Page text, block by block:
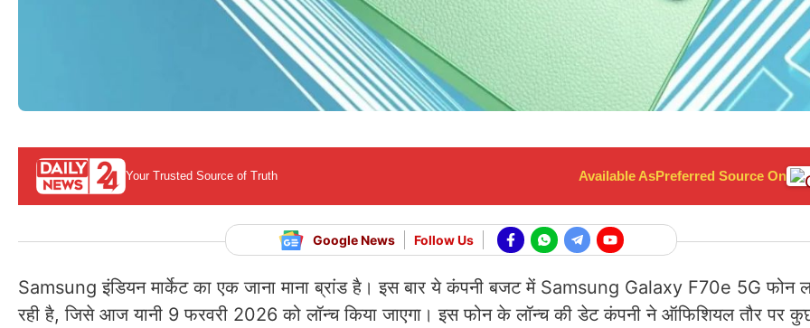
Your Trusted Source of Truth Available AsPreferred Source On
Google News Follow Us
Samsung इंडियन मार्केट का एक जाना माना ब्रांड है। इस बार ये कंपनी बजट में Samsung Galaxy F70e 5G फोन
रही है, जिसे आज यानी 9 फरवरी 2026 को लॉन्च किया जाएगा। इस फोन के लॉन्च की डेट कंपनी ने ऑफिशियल तौर पर